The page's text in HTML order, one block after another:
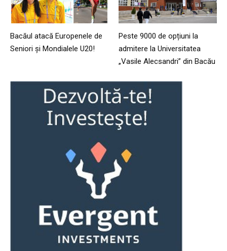
Bacăul atacă Europenele de
Seniori și Mondialele U20!
Peste 9000 de opțiuni la
admitere la Universitatea
„Vasile Alecsandri” din Bacău